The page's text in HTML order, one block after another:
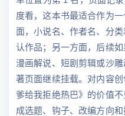
度看，这本书最适合作为
面，小说名、作者名、分
认作品；另一方面，后续如
漫画解说、短剧剪辑或沙
著页面继续挂载。对内容
爹给我拒绝热巴》的价值
成选题、钩子、改编方向